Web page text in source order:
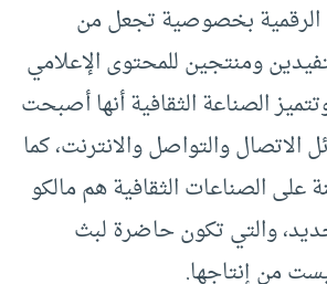
الرقمية بخصوصية تجعل من
ومنتجين للمحتوى الإعلامي
الصناعة الثقافية أنها أصبحت
الاتصال والتواصل والانترنت، كما
على الصناعات الثقافية هم مالكو
والتي تكون حاضرة لبث
من إنتاجها.